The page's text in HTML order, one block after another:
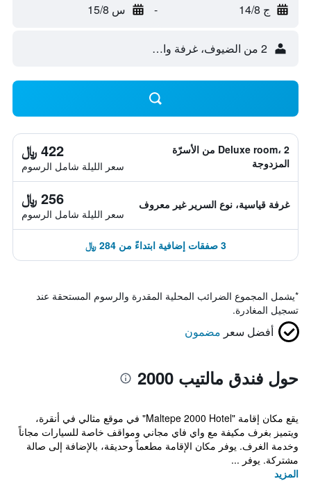
ج 14/8 - س 15/8
2 من الضيوف، غرفة واحدة
Deluxe room، 2 من الأسرّة
المزدوجة
422 ﷼
سعر الليلة شامل الرسوم
غرفة قياسية، نوع السرير غير معروف 256 ﷼
سعر الليلة شامل الرسوم
3 صفقات إضافية ابتداءً من 284 ﷼
*يشمل المجموع الضرائب المحلية المقدرة والرسوم المستحقة عند
تسجيل المغادرة.
أفضل سعر مضمون
حول فندق مالتيب 2000
يقع مكان إقامة "Maltepe 2000 Hotel" في موقع مثالي في أنقرة،
ويتميز بغرف مكيفة مع واي فاي مجاني ومواقف خاصة للسيارات مجاناً
وخدمة الغرف. يوفر مكان الإقامة مطعماً وحديقة، بالإضافة إلى صالة
مشتركة. يوفر ...
المزيد